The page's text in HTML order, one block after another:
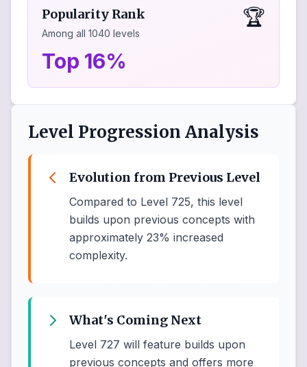
Popularity Rank
Among all 1040 levels
🏆
Top 16%
Level Progression Analysis
Evolution from Previous Level
Compared to Level 725, this level
builds upon previous concepts with
approximately 23% increased
complexity.
What's Coming Next
Level 727 will feature builds upon
previous concepts and offers more